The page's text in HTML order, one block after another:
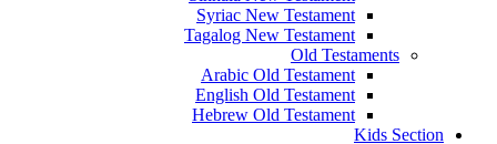
Syriac New Testament
Tagalog New Testament
Old Testaments
Arabic Old Testament
English Old Testament
Hebrew Old Testament
Kids Section